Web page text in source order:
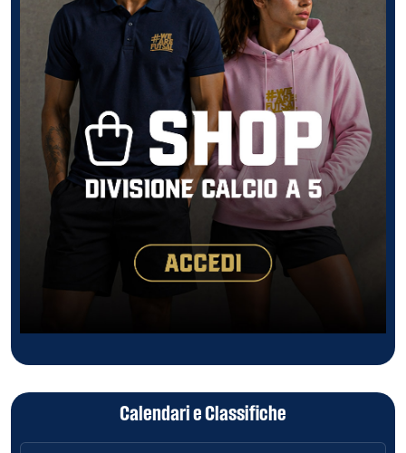
Calendari e Classifiche